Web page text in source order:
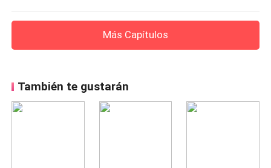
Más Capítulos
También te gustarán